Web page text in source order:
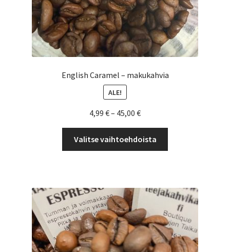
English Caramel – makukahvia
ALE!
4,99 €– 45,00 €Hintaluokka:
4,99 €
-
45,00 €
Valitse vaihtoehdoista
Voit
tehdä
valinnat
tuotteen
sivulla.